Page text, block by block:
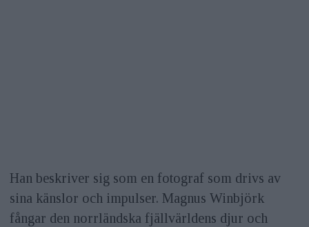
Han beskriver sig som en fotograf som drivs av
sina känslor och impulser. Magnus Winbjörk
fångar den norrländska fjällvärldens djur och